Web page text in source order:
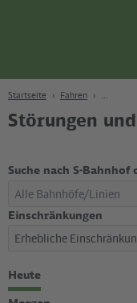
Startseite Fahren
Störungen
Suche nach S-Bahnhof
Einschränkungen
Heute